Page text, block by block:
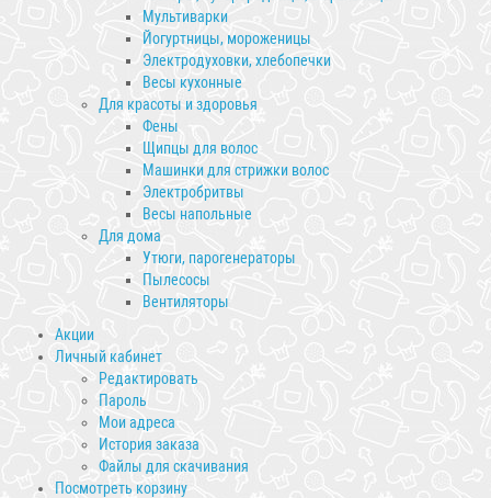
Мультиварки
Йогуртницы, мороженицы
Электродуховки, хлебопечки
Весы кухонные
Для красоты и здоровья
Фены
Щипцы для волос
Машинки для стрижки волос
Электробритвы
Весы напольные
Для дома
Утюги, парогенераторы
Пылесосы
Вентиляторы
Акции
Личный кабинет
Редактировать
Пароль
Мои адреса
История заказа
Файлы для скачивания
Посмотреть корзину